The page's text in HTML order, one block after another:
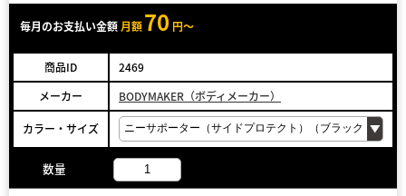
毎月のお支払い金額 月額70 円～
商品ID
2469
メーカー
BODYMAKER（ボディメーカー）
カラー・サイズ
数量